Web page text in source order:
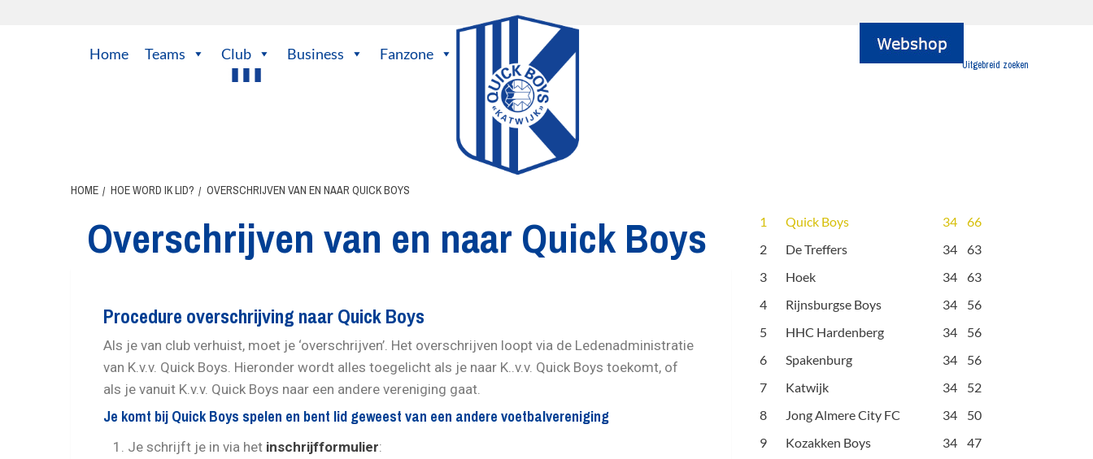
Home Teams Club Business Fanzone
Uitgebreid zoeken
HOME HOE WORD IK LID? OVERSCHRIJVEN VAN EN NAAR QUICK BOYS
Overschrijven van en naar Quick Boys
Procedure overschrijving naar Quick Boys
Als je van club verhuist, moet je ‘overschrijven’. Het overschrijven loopt via de Ledenadministratie
van K.v.v. Quick Boys. Hieronder wordt alles toegelicht als je naar K..v.v. Quick Boys toekomt, of
als je vanuit K.v.v. Quick Boys naar een andere vereniging gaat.
Je komt bij Quick Boys spelen en bent lid geweest van een andere voetbalvereniging
Je schrijft je in via het inschrijfformulier:
1 Quick Boys 34
66
2
De Treffers 34
63
3
Hoek 34
63
4
Rijnsburgse Boys 34
56
5
HHC Hardenberg 34
56
6
Spakenburg 34
56
7
Katwijk 34
52
8
Jong Almere City FC 34
50
9
Kozakken Boys 34
47